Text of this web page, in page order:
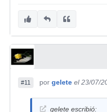
#11 por gelete el 23/07/
gelete escribió: